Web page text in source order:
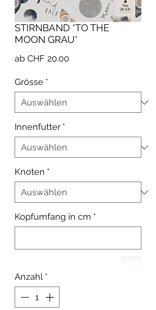
STIRNBAND *TO THE
MOON GRAU*
ab CHF 20.00
Grösse *
Innenfutter *
Knoten *
Kopfumfang in cm *
0/500
Anzahl *